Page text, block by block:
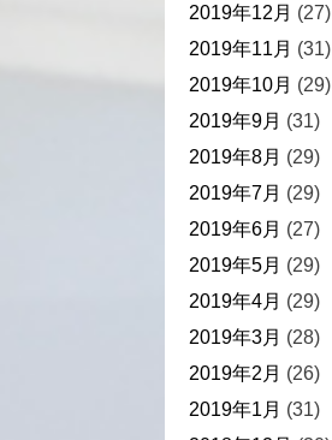
2019年12月 (27)
2019年11月 (31)
2019年10月 (29)
2019年9月 (31)
2019年8月 (29)
2019年7月 (29)
2019年6月 (27)
2019年5月 (29)
2019年4月 (29)
2019年3月 (28)
2019年2月 (26)
2019年1月 (31)